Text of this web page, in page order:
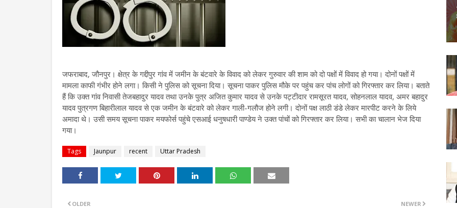
जफराबाद, जौनपुर। क्षेत्र के गद्दीपुर गांव में जमीन के बंटवारे के विवाद को लेकर गुरुवार की शाम को दो पक्षों में विवाद हो गया। दोनों पक्षों में
मामला काफी गंभीर होने लगा। किसी ने पुलिस को सूचना दिया। सूचना पाकर पुलिस मौके पर पहुंच कर पांच लोगों को गिरफ्तार कर लिया। बताते
हैं कि उक्त गांव निवासी तेजबहादुर यादव तथा उनके पुत्र अजित कुमार यादव से उनके पट्टीदार रामसूरत यादव, सोहनलाल यादव, अमर बहादुर
यादव पुत्रगण बिहारीलाल यादव से एक जमीन के बंटवारे को लेकर गाली-गलौज होने लगी। दोनों पक्ष लाठी डंडे लेकर मारपीट करने के लिये
अमादा थे। उसी समय सूचना पाकर मयफोर्स पहुंचे एसआई धनुषधारी पाण्डेय ने उक्त पांचों को गिरफ्तार कर लिया। सभी का चालान भेज दिया
गया।
Tags Jaunpur recent Uttar Pradesh
NEWER
OLDER